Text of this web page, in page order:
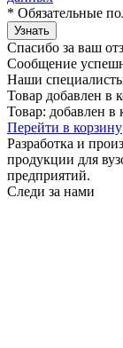
* Обязательные
Узнать
Спасибо за ваш
Сообщение
Наши
Товар добавлен в
Товар: добавлен в
Перейти в корзину
Разработка и
продукции для
предприятий.
Следи за нами